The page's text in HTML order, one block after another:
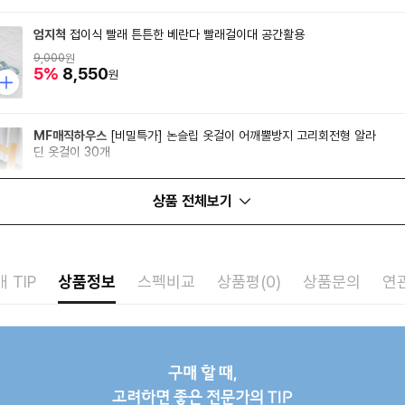
엄지척 접이식 빨래 튼튼한 베란다 빨래걸이대 공간활용
9,000원
5% 8,550원
MF매직하우스 [비밀특가] 논슬립 옷걸이 어깨뿔방지 고리회전형 알라
딘 옷걸이 30개
원
상품 전체보기
TIP 상품정보 스펙비교 상품평(0) 상품문의 연
구매 할 때,
고려하면 좋은 전문가의 TIP